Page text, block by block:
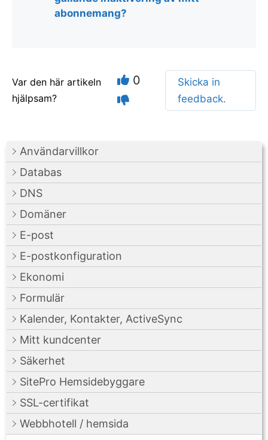
Användarvillkor
Databas
DNS
Domäner
E-post
E-postkonfiguration
Ekonomi
Formulär
Kalender, Kontakter, ActiveSync
Mitt kundcenter
Säkerhet
SitePro Hemsidebyggare
SSL-certifikat
Webbhotell / hemsida
abonnemang?
Var den här artikeln
hjälpsam?
0
Skicka in
feedback.